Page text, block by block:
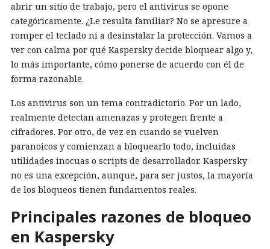
abrir un sitio de trabajo, pero el antivirus se opone
categóricamente. ¿Le resulta familiar? No se apresure a
romper el teclado ni a desinstalar la protección. Vamos a
ver con calma por qué Kaspersky decide bloquear algo y,
lo más importante, cómo ponerse de acuerdo con él de
forma razonable.
Los antivirus son un tema contradictorio. Por un lado,
realmente detectan amenazas y protegen frente a
cifradores. Por otro, de vez en cuando se vuelven
paranoicos y comienzan a bloquearlo todo, incluidas
utilidades inocuas o scripts de desarrollador. Kaspersky
no es una excepción, aunque, para ser justos, la mayoría
de los bloqueos tienen fundamentos reales.
Principales razones de bloqueo
en Kaspersky